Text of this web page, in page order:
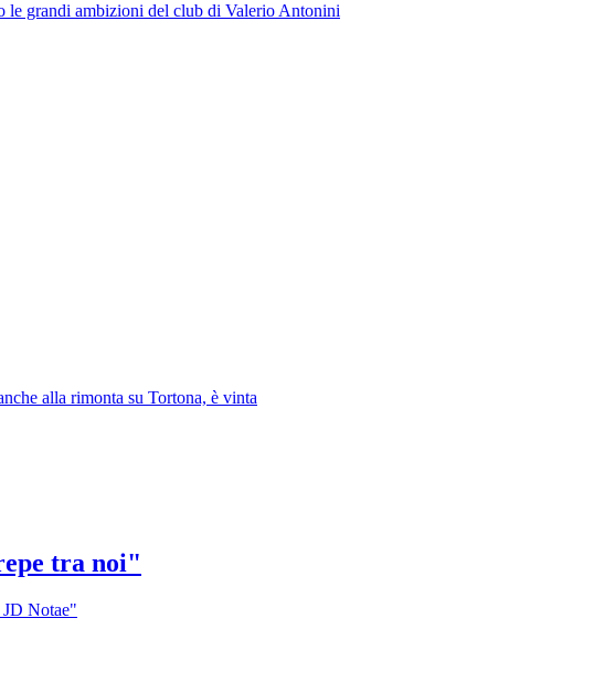
le grandi ambizioni del club di Valerio Antonini
alla rimonta su Tortona, è vinta
tra noi"
JD Notae"